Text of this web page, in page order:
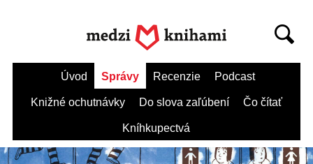
Úvod Správy Recenzie Podcast
Knižné ochutnávky Do slova zaľúbení Čo čítať
Kníhkupectvá